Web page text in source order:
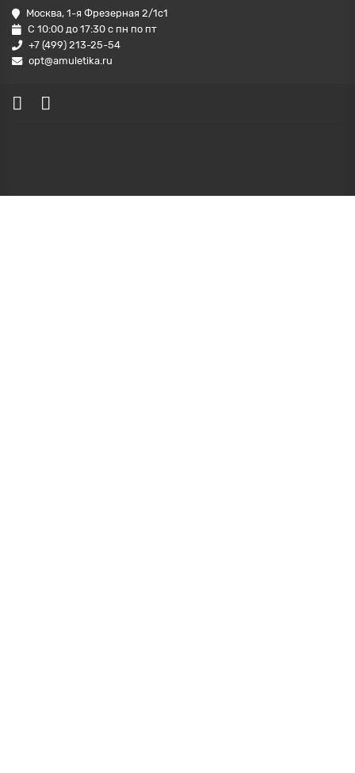
Москва, 1-я Фрезерная 2/1с1
С 10:00 до 17:30 с пн по пт
+7 (499) 213-25-54
opt@amuletika.ru